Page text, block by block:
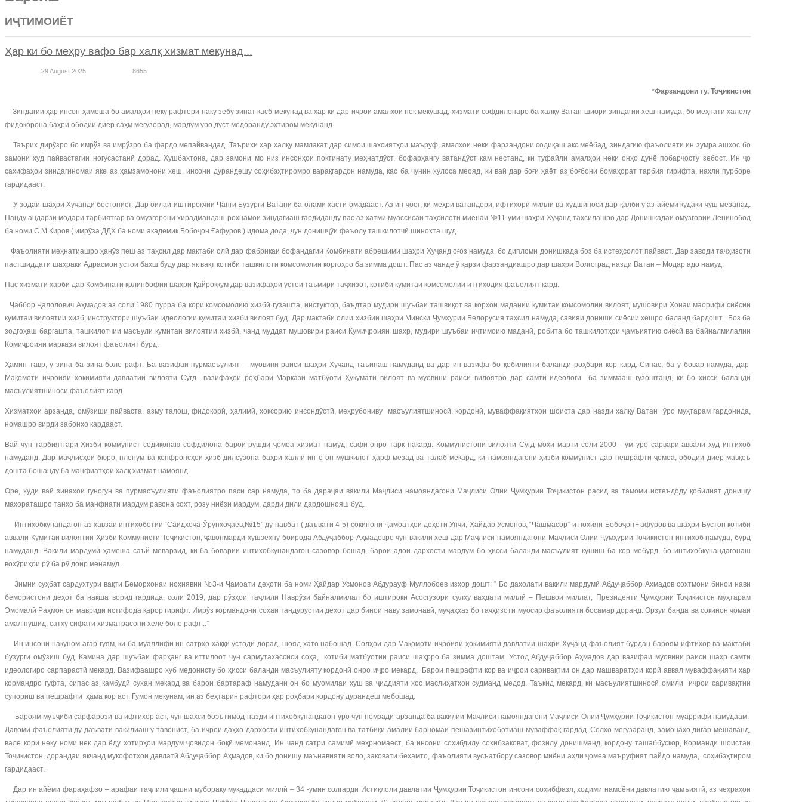
ИҶТИМОИЁТ
Ҳар ки бо меҳру вафо бар халқ хизмат мекунад...
29 August 2025 8655
*Фарзандони ту, Тоҷикистон
Зиндагии ҳар инсон ҳамеша бо амалҳои неку рафтори наку зебу зинат касб мекунад ва ҳар ки дар иҷрои амалҳои нек мекӯшад, хизмати софдилонаро ба халқу Ватан шиори зиндагии хеш намуда, бо меҳнати ҳалолу
фидокорона баҳри ободии диёр саҳм мегузорад, мардум ӯро дӯст медоранду эҳтиром мекунанд.
Таърих дирӯзро бо имрўз ва имрўзро ба фардо мепайвандад. Таърихи ҳар халқу мамлакат дар симои шахсиятҳои маъруф, амалҳои неки фарзандони содиқаш акс меёбад, зиндагию фаъолияти ин зумра ашхос бо
замони худ пайвастагии ногусастанӣ дорад. Хушбахтона, дар замони мо низ инсонҳои поктинату меҳнатдӯст, бофарҳангу ватандӯст кам нестанд, ки туфайли амалҳои неки онҳо дунё побарҷосту зебост. Ин ҷо
саҳифаҳои зиндагиномаи яке аз ҳамзамонони хеш, инсони дурандешу соҳибэҳтиромро варақгардон намуда, кас ба чунин хулоса меояд, ки вай дар боғи ҳаёт аз боғбони бомаҳорат тарбия гирифта, нахли пурборе
гардидааст.
Ӯ зодаи шаҳри Хуҷанди бостонист. Дар оилаи иштирокчии Ҷанги Бузурги Ватанӣ ба олами ҳастӣ омадааст. Аз ин ҷост, ки меҳри ватандорӣ, ифтихори миллӣ ва худшиносӣ дар қалби ӯ аз айёми кӯдакӣ ҷӯш мезанад.
Панду андарзи модари тарбиятгар ва омӯзгорони хирадмандаш роҳнамои зиндагиаш гардиданду пас аз хатми муассисаи таҳсилоти миёнаи №11-уми шаҳри Хуҷанд таҳсилашро дар Донишкадаи омӯзгории Ленинобод
ба номи С.М.Киров ( имрӯза ДДХ ба номи академик Бобоҷон Ғафуров ) идома дода, чун донишҷӯи фаъолу ташкилотчӣ шинохта шуд.
Фаъолияти меҳнатиашро ҳанӯз пеш аз таҳсил дар мактаби олӣ дар фабрикаи бофандагии Комбинати абрешими шаҳри Хуҷанд оғоз намуда, бо дипломи донишкада боз ба истеҳсолот пайваст. Дар заводи таҷҳизоти
пастшиддати шаҳраки Адрасмон устои бахш буду дар як вақт котиби ташкилоти комсомолии коргоҳро ба зимма дошт. Пас аз чанде ӯ қарзи фарзандиашро дар шаҳри Волгоград назди Ватан – Модар адо намуд.
Пас хизмати ҳарбӣ дар Комбинати қолинбофии шаҳри Қайроққум дар вазифаҳои устои таъмири таҷҳизот, котиби кумитаи комсомолии иттиҳодия фаъолият кард.
Ҷаббор Ҷалолович Аҳмадов аз соли 1980 пурра ба кори комсомолию ҳизбӣ гузашта, инстуктор, баъдтар мудири шуъбаи ташвиқот ва корҳои мадании кумитаи комсомолии вилоят, мушовири Хонаи маорифи сиёсии
кумитаи вилоятии ҳизб, инструктори шуъбаи идеологии кумитаи ҳизби вилоят буд. Дар мактаби олии ҳизбии шаҳри Мински Ҷумҳурии Белорусия таҳсил намуда, савияи дониши сиёсии хешро баланд бардошт. Боз ба
зодгоҳаш баргашта, ташкилотчии масъули кумитаи вилоятии ҳизбӣ, чанд муддат мушовири раиси Кумиҷроияи шаҳр, мудири шуъбаи иҷтимоию маданӣ, робита бо ташкилотҳои ҷамъиятию сиёсӣ ва байналмилалии
Комиҷроияи маркази вилоят фаъолият бурд.
Ҳамин тавр, ӯ зина ба зина боло рафт. Ба вазифаи пурмасъулият – муовини раиси шаҳри Хуҷанд таъинаш намуданд ва дар ин вазифа бо қобилияти баланди роҳбарӣ кор кард. Сипас, ба ӯ бовар намуда, дар
Мақомоти иҷроияи ҳокимияти давлатии вилояти Суғд вазифаҳои роҳбари Маркази матбуоти Ҳукумати вилоят ва муовини раиси вилоятро дар самти идеологӣ ба зиммааш гузоштанд, ки бо ҳисси баланди
масъулиятшиносӣ фаъолият кард.
Хизматҳои арзанда, омӯзиши пайваста, азму талош, фидокорӣ, ҳалимӣ, хоксорию инсондӯстӣ, меҳрубониву масъулиятшиносӣ, кордонӣ, муваффақиятҳои шоиста дар назди халқу Ватан ӯро муҳтарам гардонида,
номашро вирди забонҳо кардааст.
Вай чун тарбиятгари Ҳизби коммунист содиқонаю софдилона барои рушди ҷомеа хизмат намуд, сафи онро тарк накард. Коммунистони вилояти Суғд моҳи марти соли 2000 - ум ӯро сарвари аввали худ интихоб
намуданд. Дар маҷлисҳои бюро, пленум ва конфронсҳои ҳизб дилсӯзона баҳри ҳалли ин ё он мушкилот ҳарф мезад ва талаб мекард, ки намояндагони ҳизби коммунист дар пешрафти ҷомеа, ободии диёр мавқеъ
дошта бошанду ба манфиатҳои халқ хизмат намоянд.
Оре, худи вай зинаҳои гуногун ва пурмасъулияти фаъолиятро паси сар намуда, то ба дараҷаи вакили Маҷлиси намояндагони Маҷлиси Олии Ҷумҳурии Тоҷикистон расид ва тамоми истеъдоду қобилият донишу
маҳораташро танҳо ба манфиати мардум равона сохт, розу ниёзи мардум, дарди дили дардошнояш буд.
Интихобкунандагон аз ҳавзаи интихоботии “Саидхоҷа Ӯрунхоҷаев,№15” ду навбат ( даъвати 4-5) сокинони Ҷамоатҳои деҳоти Унҷӣ, Ҳайдар Усмонов, “Чашмасор”-и ноҳияи Бобоҷон Ғафуров ва шаҳри Бӯстон котиби
аввали Кумитаи вилоятии Ҳизби Коммунисти Тоҷикистон, ҷавонмарди хушзеҳну боирода Абдуҷаббор Аҳмадовро чун вакили хеш дар Маҷлиси намояндагони Маҷлиси Олии Ҷумҳурии Тоҷикистон интихоб намуда, бурд
намуданд. Вакили мардумӣ ҳамеша саъй меварзид, ки ба боварии интихобкунандагон сазовор бошад, барои адои дархости мардум бо ҳисси баланди масъулият кӯшиш ба кор мебурд, бо интихобкунандагонаш
вохӯриҳои рӯ ба рӯ доир менамуд.
Зимни суҳбат сардухтури вақти Беморхонаи ноҳиявии №3-и Ҷамоати деҳоти ба номи Ҳайдар Усмонов Абдурауф Муллобоев изҳор дошт: ” Бо дахолати вакили мардумӣ Абдуҷаббор Аҳмадов сохтмони бинои нави
бемористони деҳот ба нақша ворид гардида, соли 2019, дар рӯзҳои таҷлили Наврӯзи байналмилал бо иштироки Асосгузори сулҳу ваҳдати миллӣ – Пешвои миллат, Президенти Ҷумҳурии Тоҷикистон муҳтарам
Эмомалӣ Раҳмон он мавриди истифода қарор гирифт. Имрӯз кормандони соҳаи тандурустии деҳот дар бинои наву замонавӣ, муҷаҳҳаз бо таҷҳизоти муосир фаъолияти босамар доранд. Орзуи банда ва сокинон ҷомаи
амал пӯшид, сатҳу сифати хизматрасонӣ хеле боло рафт...”
Ин инсони накуном агар гӯям, ки ба муаллифи ин сатрҳо ҳаққи устодӣ дорад, шояд хато набошад. Солҳои дар Мақомоти иҷроияи ҳокимияти давлатии шаҳри Хуҷанд фаъолият бурдан бароям ифтихор ва мактаби
бузурги омӯзиш буд. Камина дар шуъбаи фарҳанг ва иттилоот чун сармутахассиси соҳа, котиби матбуотии раиси шаҳрро ба зимма доштам. Устод Абдуҷаббор Аҳмадов дар вазифаи муовини раиси шаҳр самти
идеологиро сарпарастӣ мекард. Вазифаашро хуб медонисту бо ҳисси баланди масъулияту кордонӣ онро иҷро мекард, Барои пешрафти кор ва иҷрои саривақтии он дар машваратҳои корӣ аввал муваффақияти ҳар
кормандро гуфта, сипас аз камбудӣ сухан мекард ва барои бартараф намудани он бо муомилаи хуш ва ҷиддияти хос маслиҳатҳои судманд медод. Таъкид мекард, ки масъулиятшиносӣ омили иҷрои саривақтии
супориш ва пешрафти ҳама кор аст. Гумон мекунам, ин аз беҳтарин рафтори ҳар роҳбари кордону дурандеш мебошад.
Бароям муъҷиби сарфарозӣ ва ифтихор аст, чун шахси боэътимод назди интихобкунандагон ӯро чун номзади арзанда ба вакилии Маҷлиси намояндагони Маҷлиси Олии Ҷумҳурии Тоҷикистон муаррифӣ намудаам.
Давоми фаъолияти ду даъвати вакилиаш ӯ тавонист, ба иҷрои даҳҳо дархости интихобкунандагон ва татбиқи амалии барномаи пешазинтихоботиаш муваффақ гардад. Солҳо мегузаранд, замонаҳо дигар мешаванд,
вале кори неку номи нек дар ёду хотирҳои мардум ҷовидон боқӣ мемонанд. Ин чанд сатри самимӣ меҳрномаест, ба инсони соҳибдилу соҳибзаковат, фозилу донишманд, кордону ташаббускор, Корманди шоистаи
Тоҷикистон, дорандаи якчанд мукофотҳои давлатӣ Абдуҷаббор Аҳмадов, ки бо донишу маънавияти воло, заковати беҳамто, фаъолияти вусъатбору сазовор миёни аҳли ҷомеа маъруфият пайдо намуда, соҳибэҳтиром
гардидааст.
Дар ин айёми фараҳафзо – арафаи таҷлили ҷашни мубораку муқаддаси миллӣ – 34 -умин солгарди Истиқлоли давлатии Ҷумҳурии Тоҷикистон инсони соҳибфазл, ходими намоёни давлатию ҷамъиятӣ, аз чеҳраҳои